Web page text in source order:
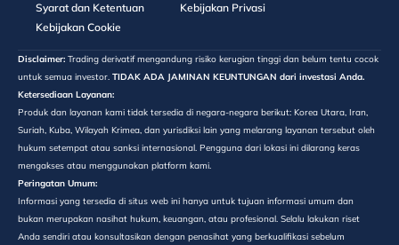
Syarat dan Ketentuan
Kebijakan Privasi
Kebijakan Cookie
Disclaimer: Trading derivatif mengandung risiko kerugian tinggi dan belum tentu cocok
untuk semua investor. TIDAK ADA JAMINAN KEUNTUNGAN dari investasi Anda.
Ketersediaan Layanan:
Produk dan layanan kami tidak tersedia di negara-negara berikut: Korea Utara, Iran,
Suriah, Kuba, Wilayah Krimea, dan yurisdiksi lain yang melarang layanan tersebut oleh
hukum setempat atau sanksi internasional. Pengguna dari lokasi ini dilarang keras
mengakses atau menggunakan platform kami.
Peringatan Umum:
Informasi yang tersedia di situs web ini hanya untuk tujuan informasi umum dan
bukan merupakan nasihat hukum, keuangan, atau profesional. Selalu lakukan riset
Anda sendiri atau konsultasikan dengan penasihat yang berkualifikasi sebelum